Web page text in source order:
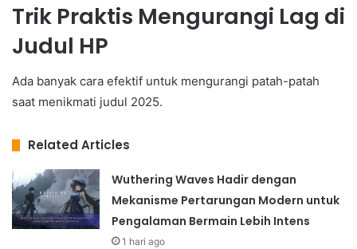
Trik Praktis Mengurangi Lag di
Judul HP
Ada banyak cara efektif untuk mengurangi patah-patah
saat menikmati judul 2025.
Related Articles
Wuthering Waves Hadir dengan
Mekanisme Pertarungan Modern untuk
Pengalaman Bermain Lebih Intens
1 hari ago